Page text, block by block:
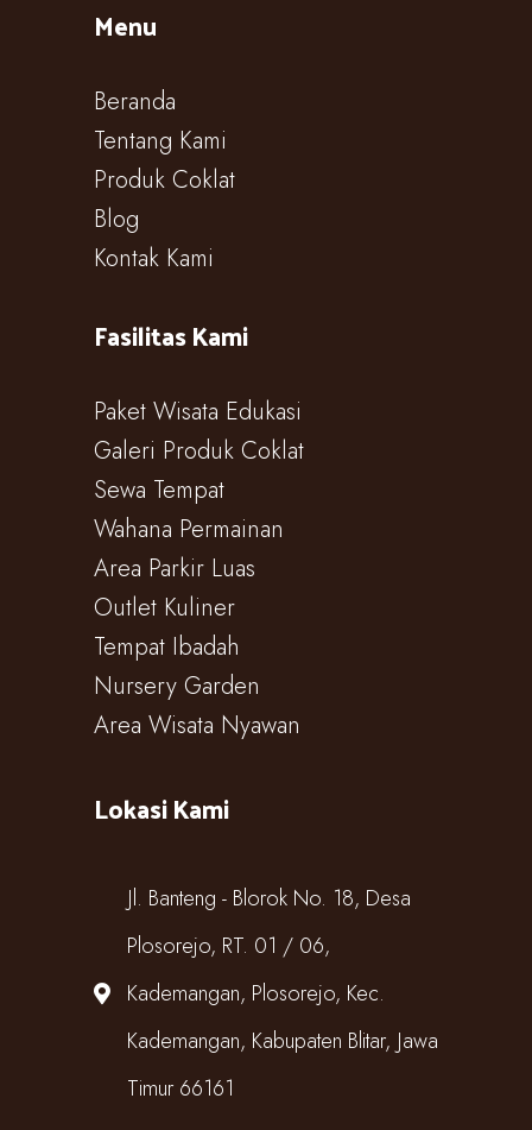
Menu
Beranda
Tentang Kami
Produk Coklat
Blog
Kontak Kami
Fasilitas Kami
Paket Wisata Edukasi
Galeri Produk Coklat
Sewa Tempat
Wahana Permainan
Area Parkir Luas
Outlet Kuliner
Tempat Ibadah
Nursery Garden
Area Wisata Nyawan
Lokasi Kami
Jl. Banteng - Blorok No. 18, Desa
Plosorejo, RT. 01 / 06,
Kademangan, Plosorejo, Kec.
Kademangan, Kabupaten Blitar, Jawa
Timur 66161